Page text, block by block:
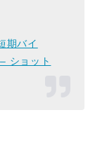
期バイ
ショット